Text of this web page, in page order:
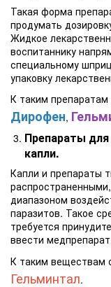
Такая форма
продумать
Жидкое
воспитаннику
специальному
упаковку
К таким препаратам
Дирофен,
Препараты
капли.
Капли и препараты
диапазоном
паразитов. Такое
требуется
ввести
К таким веществам
Гельминтал.